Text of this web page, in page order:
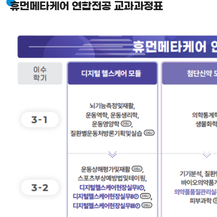
휴먼메타케어 연합전공 교과과정표